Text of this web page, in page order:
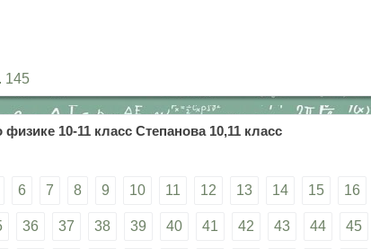
145
10-11 класс Степанова 10,11 класс
6 7 8 9 10 11 12 13 14 15 16
36 37 38 39 40 41 42 43 44 45